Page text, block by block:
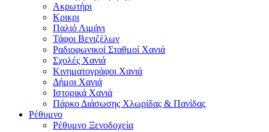
Ακρωτήρι
Κρικρι
Παλιό Λιμάνι
Τάφοι Βενιζέλων
Ραδιοφωνικοί Σταθμοί Χανιά
Σχολές Χανιά
Κινηματογράφοι Χανιά
Δήμοι Χανιά
Ιστορικά Χανιά
Πάρκο Διάσωσης Χλωρίδας & Πανίδας
Ρέθυμνο
Ρέθυμνο Ξενοδοχεία